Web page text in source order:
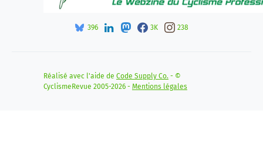
396 3K 238
Réalisé avec l'aide de Code Supply Co. - ©
CyclismeRevue 2005-2026 - Mentions légales